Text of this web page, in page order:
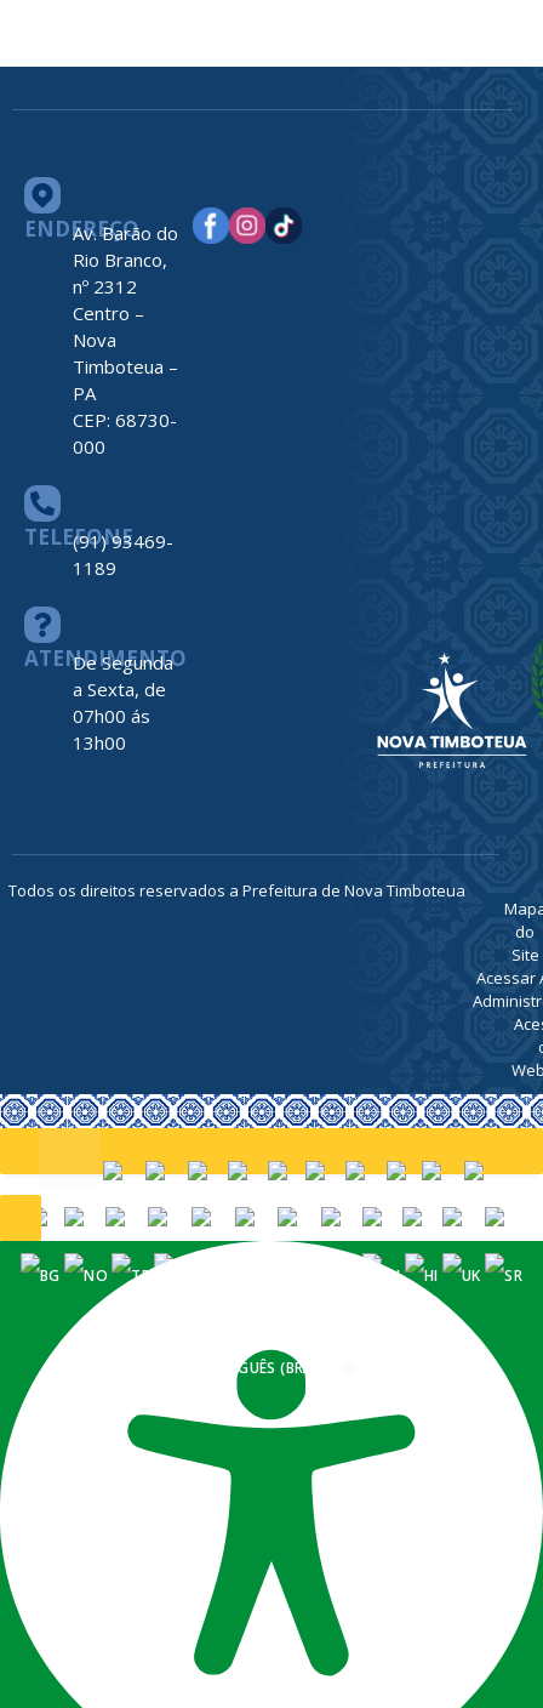
ENDEREÇO
Av. Barão do
Rio Branco,
nº 2312
Centro –
Nova
Timboteua –
PA
CEP: 68730-
000
TELEFONE
(91) 93469-
1189
ATENDIMENTO
De Segunda
a Sexta, de
07h00 ás
13h00
Todos os direitos reservados a Prefeitura de Nova Timboteua
do
Site
Acessar